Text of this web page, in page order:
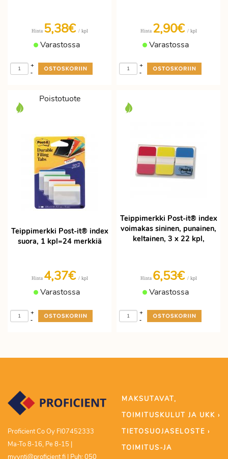
Hinta 5,38€ / kpl
Varastossa
-
+
Hinta 2,90€ / kpl
Varastossa
-
+
Poistotuote
Teippimerkki Post-it® index
suora, 1 kpl=24 merkkiä
Hinta 4,37€ / kpl
Varastossa
-
+
Teippimerkki Post-it® index
voimakas sininen, punainen,
keltainen, 3 x 22 kpl,
Hinta 6,53€ / kpl
Varastossa
-
+
Proficient Co Oy FI07452333
Ma-To 8-16, Pe 8-15 |
myynti@proficient.fi | Puh: 050
MAKSUTAVAT,
TOIMITUSKULUT JA UKK ›
TIETOSUOJASELOSTE ›
TOIMITUS-JA